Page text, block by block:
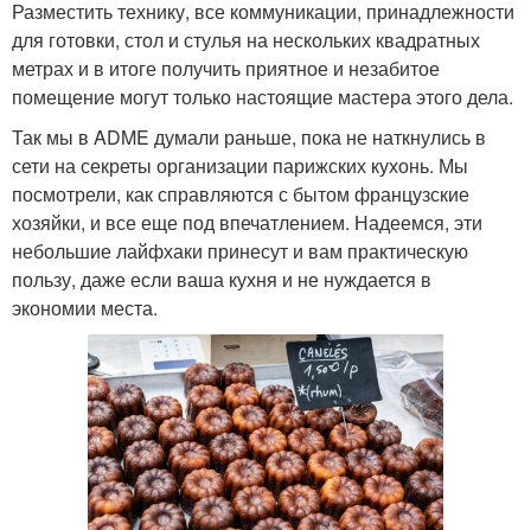
Разместить технику, все коммуникации, принадлежности
для готовки, стол и стулья на нескольких квадратных
метрах и в итоге получить приятное и незабитое
помещение могут только настоящие мастера этого дела.
Так мы в ADME думали раньше, пока не наткнулись в
сети на секреты организации парижских кухонь. Мы
посмотрели, как справляются с бытом французские
хозяйки, и все еще под впечатлением. Надеемся, эти
небольшие лайфхаки принесут и вам практическую
пользу, даже если ваша кухня и не нуждается в
экономии места.